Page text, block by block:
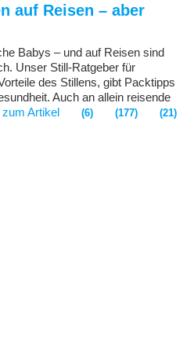
auf Reisen – aber
Babys – und auf Reisen sind
Unser Still-Ratgeber für
des Stillens, gibt Packtipps
Auch an allein reisende
zum Artikel (6) (177) (21)